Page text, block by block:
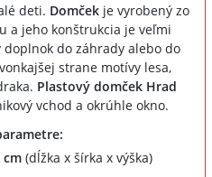
deti. Domček je vyrobený zo
a jeho konštrukcia je veľmi
doplnok do záhrady alebo do
strane motívy lesa,
Plastový domček Hrad
vchod a okrúhle okno.
cm (dĺžka x šírka x výška)